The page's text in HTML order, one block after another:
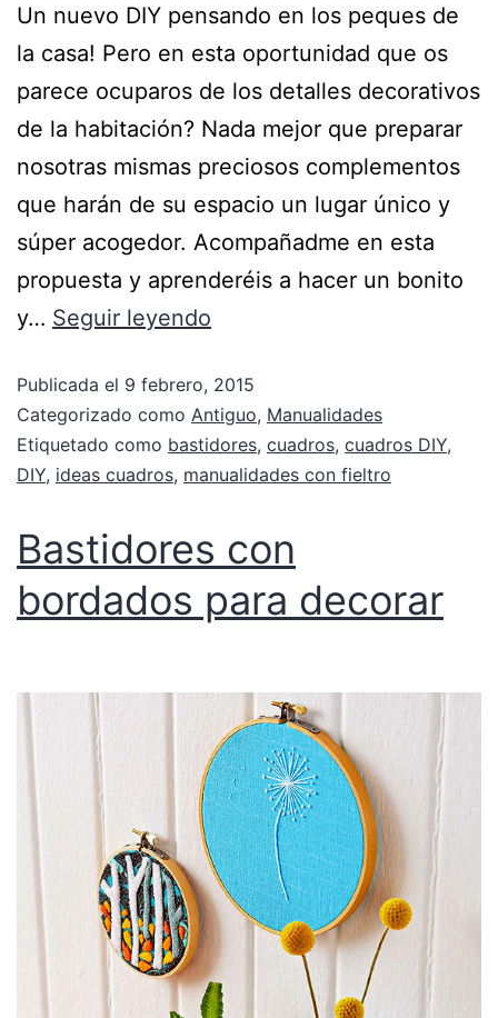
Un nuevo DIY pensando en los peques de
la casa! Pero en esta oportunidad que os
parece ocuparos de los detalles decorativos
de la habitación? Nada mejor que preparar
nosotras mismas preciosos complementos
que harán de su espacio un lugar único y
súper acogedor. Acompañadme en esta
propuesta y aprenderéis a hacer un bonito
y… Seguir leyendo
Publicada el 9 febrero, 2015
Categorizado como Antiguo, Manualidades
Etiquetado como bastidores, cuadros, cuadros DIY,
DIY, ideas cuadros, manualidades con fieltro
Bastidores con
bordados para decorar